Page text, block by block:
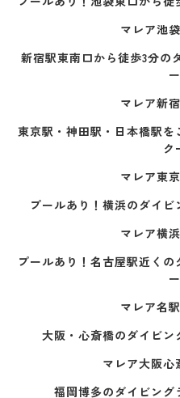
マレア池
新宿駅東南口から徒歩3分の
マレア新
東京駅・神田駅・日本橋駅
ク
マレア東
プールあり！横浜のダイ
マレア横
プールあり！名古屋駅近く
マレア名
大阪・心斎橋のダイビ
マレア大阪心
福岡博多のダイビン